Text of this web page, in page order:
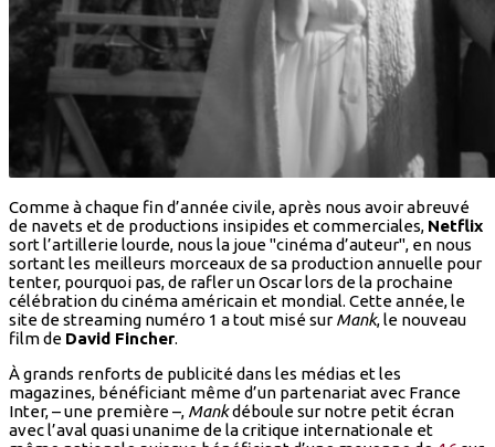
Comme à chaque fin d’année civile, après nous avoir abreuvé
de navets et de productions insipides et commerciales, Netflix
sort l’artillerie lourde, nous la joue "cinéma d’auteur", en nous
sortant les meilleurs morceaux de sa production annuelle pour
tenter, pourquoi pas, de rafler un Oscar lors de la prochaine
célébration du cinéma américain et mondial. Cette année, le
site de streaming numéro 1 a tout misé surMank, le nouveau
film de David Fincher.
À grands renforts de publicité dans les médias et les
magazines, bénéficiant même d’un partenariat avec France
Inter, – une première –, Mankdéboule sur notre petit écran
avec l’aval quasi unanime de la critique internationale et